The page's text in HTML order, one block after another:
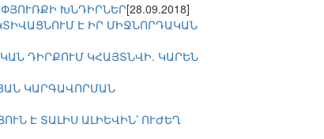
ԽՆԴԻՐՆԵՐ[28.09.2018]
Է ԻՐ ՄԻՋՆՈՐԴԱԿԱՆ
ԴԻՐՔՈՒՄ ԿՀԱՅՏՆՎԻ. ԿԱՐԵՆ
ԿԱՐԳԱՎՈՐՄԱՆ
Է ՏԱԼԻՍ ԱԼԻԵՎԻՆ՝ ՈՒԺԵՂ